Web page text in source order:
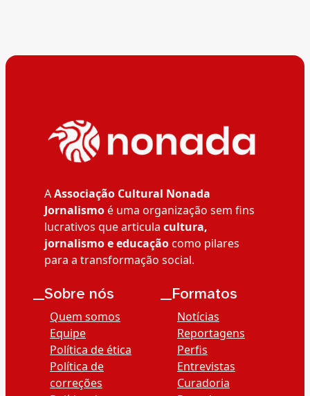
AAssociação Cultural Nonada
Jornalismoé uma organização sem fins
lucrativos que articula cultura,
jornalismo e educaçãocomo pilares
para a transformação social.
__Sobre nós
Quem somos
Equipe
Política de ética
Política de
correções
__Formatos
Notícias
Reportagens
Perfis
Entrevistas
Curadoria